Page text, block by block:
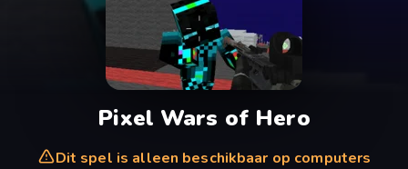
Pixel Wars of Hero
Dit spel is alleen beschikbaar op computers